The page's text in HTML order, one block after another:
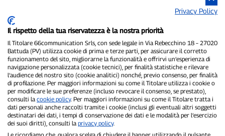
Privacy Policy
Il rispetto della tua riservatezza è la nostra priorità
Il Titolare 66communication Srls, con sede legale in Via Rebecchino 18 – 27020
Battuda (PV) utilizza cookie di prima e terze parti, per assicurare il corretto
funzionamento del sito, migliorarne la funzionalità e offrirvi un’esperienza di
navigazione personalizzata (cookie tecnici), per finalità statistiche e rilevare
l’audience del nostro sito (cookie analitici) nonché, previo consenso, per finalità
di profilazione. Per maggiori informazioni su come il Titolare utilizza i cookie o
per modificare le sue preferenze (incluso revocare il consenso, se prestato),
consulti la cookie policy. Per maggiori informazioni su come il Titolare tratta i
dati personali anche raccolti tramite i cookie (inclusi gli eventuali altri soggetti
destinatari dei dati, i tempi di conservazione dei dati e le modalità per l’esercizio
dei suoi diritti), consulti la privacy policy.